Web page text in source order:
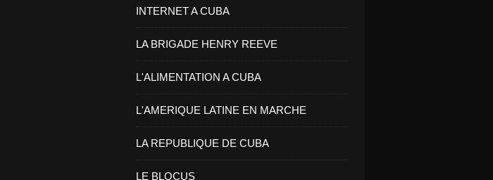
INTERNET A CUBA
LA BRIGADE HENRY REEVE
L'ALIMENTATION A CUBA
L'AMERIQUE LATINE EN MARCHE
LA REPUBLIQUE DE CUBA
LE BLOCUS